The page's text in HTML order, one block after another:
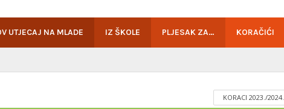
UTJECAJ NA MLADE IZ ŠKOLE PLJESAK ZA… KORAČIĆI
KORACI 2023./2024.